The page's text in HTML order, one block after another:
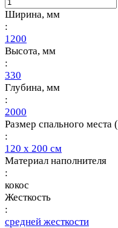
Ширина, мм
:
1200
Высота, мм
:
330
Глубина, мм
:
2000
Размер спального
:
120 х 200 см
Материал наполнителя
:
кокос
Жесткость
:
средней жесткости